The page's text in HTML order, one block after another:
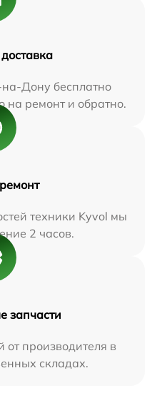
Дону бесплатно
на ремонт и обратно.
техники Kyvol мы
2 часов.
запчасти
от производителя в
складах.